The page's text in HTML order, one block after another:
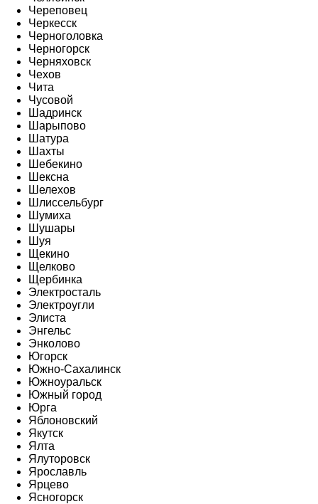
Череповец
Черкесск
Черноголовка
Черногорск
Черняховск
Чехов
Чита
Чусовой
Шадринск
Шарыпово
Шатура
Шахты
Шебекино
Шексна
Шелехов
Шлиссельбург
Шумиха
Шушары
Шуя
Щекино
Щелково
Щербинка
Электросталь
Электроугли
Элиста
Энгельс
Энколово
Югорск
Южно-Сахалинск
Южноуральск
Южный город
Юрга
Яблоновский
Якутск
Ялта
Ялуторовск
Ярославль
Ярцево
Ясногорск